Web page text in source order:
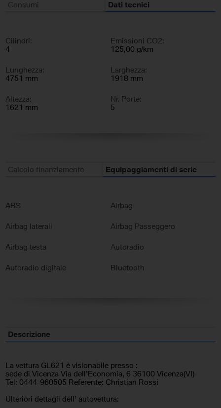
Consumi Dati tecnici
Cilindri:
4
Emissioni CO2:
125,00 g/km
Lunghezza:
4751 mm
Larghezza:
1918 mm
Altezza:
1621 mm
Nr. Porte:
5
Calcolo finanziamento Equipaggiamenti di serie
ABS Airbag
Airbag laterali Airbag Passeggero
Airbag testa Autoradio
Autoradio digitale Bluetooth
Controllo trazione
Fendinebbia Immobilizzatore elettronico
Descrizione
La vettura GL621 è visionabile presso :
sede di Vicenza Via dell'Economia, 6 36100 Vicenza(VI)
Tel: 0444-960505 Referente: Christian Rossi
Ulteriori dettagli dell’ autovettura: